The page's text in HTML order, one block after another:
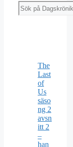
Sök
The
Last
of
Us
säso
ng 2
avsn
itt 2
–
han